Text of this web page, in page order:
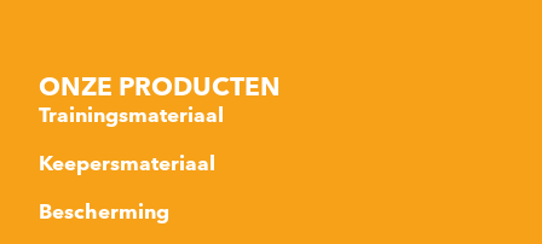
ONZE PRODUCTEN
Trainingsmateriaal
Keepersmateriaal
Bescherming